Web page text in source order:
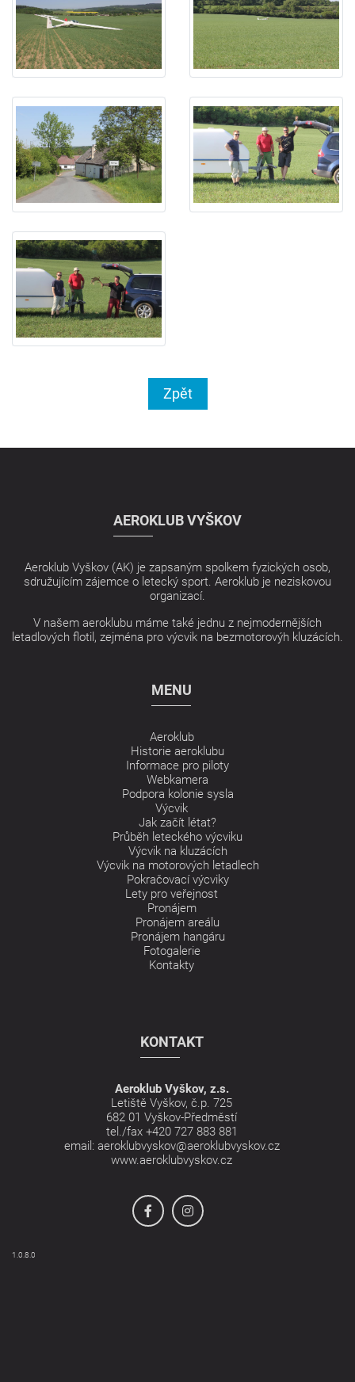
Zpět
AEROKLUB VYŠKOV
Aeroklub Vyškov (AK) je zapsaným spolkem fyzických osob,
sdružujícím zájemce o letecký sport. Aeroklub je neziskovou
organizací.
V našem aeroklubu máme také jednu z nejmodernějších
letadlových flotil, zejména pro výcvik na bezmotorovýh kluzácích.
MENU
Aeroklub
Historie aeroklubu
Informace pro piloty
Webkamera
Podpora kolonie sysla
Výcvik
Jak začít létat?
Průběh leteckého výcviku
Výcvik na kluzácích
Výcvik na motorových letadlech
Pokračovací výcviky
Lety pro veřejnost
Pronájem
Pronájem areálu
Pronájem hangáru
Fotogalerie
Kontakty
KONTAKT
Aeroklub Vyškov, z.s.
Letiště Vyškov, č.p. 725
682 01 Vyškov-Předměstí
tel./fax +420 727 883 881
email: aeroklubvyskov@aeroklubvyskov.cz
www.aeroklubvyskov.cz
1.0.8.0